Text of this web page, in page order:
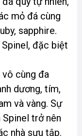
mỏ đá cùng
sapphire.
đặc biệt
cùng đa
dương, tím,
và vàng. Sự
Spinel trở nên
nhà sưu tập.